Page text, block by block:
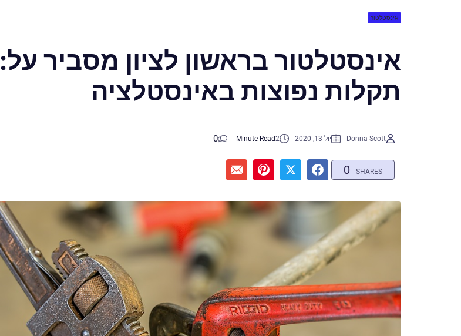
אינסטלטור
אינסטלטור בראשון לציון מסביר על:
תקלות נפוצות באינסטלציה
Donna Scott יול 13, 2020 2
Minute Read
0
0 SHARES